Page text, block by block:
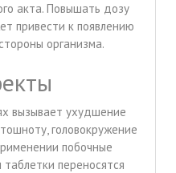
акта. Повышать дозу
привести к появлению
организма.
вызывает ухудшение
головокружение
побочные
переносятся